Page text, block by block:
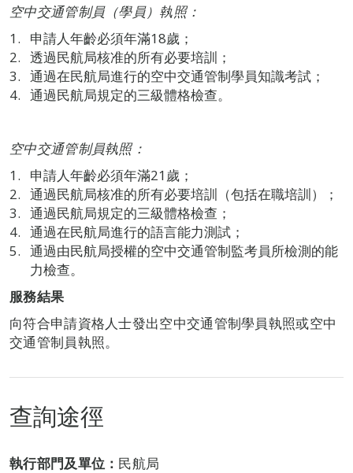
空中交通管制員（學員）執照：
申請人年齡必須年滿18歲；
透過民航局核准的所有必要培訓；
通過在民航局進行的空中交通管制學員知識考試；
通過民航局規定的三級體格檢查。
空中交通管制員執照：
申請人年齡必須年滿21歲；
通過民航局核准的所有必要培訓（包括在職培訓）；
通過民航局規定的三級體格檢查；
通過在民航局進行的語言能力測試；
通過由民航局授權的空中交通管制監考員所檢測的能
力檢查。
服務結果
向符合申請資格人士發出空中交通管制學員執照或空中
交通管制員執照。
查詢途徑
執行部門及單位： 民航局